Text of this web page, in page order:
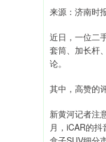
来源：济南时
近日，一位二
套筒、加长杆
论。
其中，高赞的
新黄河记者注
月，iCAR的